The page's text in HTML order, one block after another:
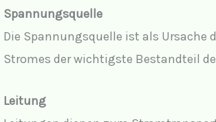
Spannungsquelle
Die Spannungsquelle ist als Ursache
Stromes der wichtigste Bestandteil
Leitung